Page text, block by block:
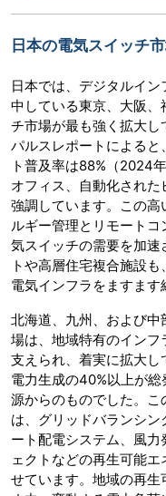
日本の電気スイッチ
日本では、デジタルイ
中している東京、大阪
チ市場が最も強く拡大し
パルスレポートによる
ト普及率は88%（2024
オフィス、自動化され
強調しています。この
ルギー管理とリモート
気スイッチの需要を加
トや高層住宅複合施設
電気インフラをますます
北海道、九州、および
場は、地域特有のイン
支えられ、着実に拡大
電力生成の40%以上が
源からのものでした。
は、グリッドバランシ
ート配電システム、風
ェクトなどの再生可能
せています。地域の再